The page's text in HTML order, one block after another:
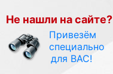
Не нашли на сайте?
Привезём
специально
для ВАС!